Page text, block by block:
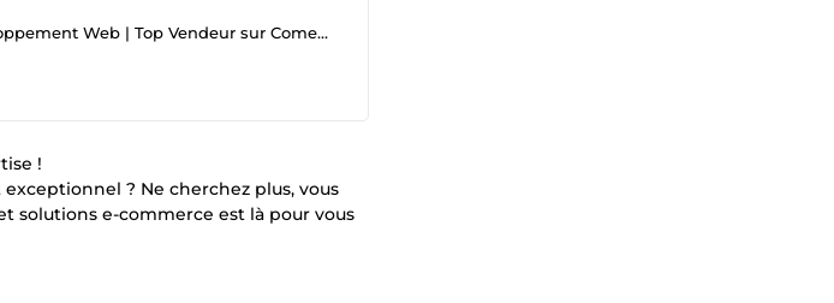
Web | Top Vendeur sur ComeUp
!
? Ne cherchez plus, vous
solutions e-commerce est là pour vous